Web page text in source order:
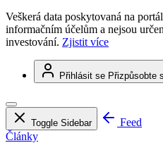
Veškerá data poskytovaná na
informačním účelům a nejsou
investování. Zjistit více
Přihlásit se Přizpůsobte
Toggle Sidebar
Feed
Články